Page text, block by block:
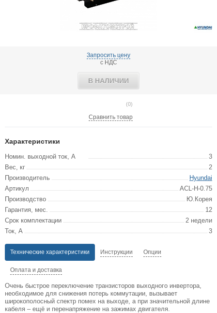
Запросить цену
с НДС
В НАЛИЧИИ
(0)
Сравнить товар
Характеристики
Номин. выходной ток, А
3
Вес, кг
2
Производитель
Hyundai
Артикул
ACL-H-0.75
Производство
Ю.Корея
Гарантия, мес.
12
Срок комплектации
2 недели
Ток, А
3
Технические характеристики Инструкции Опции
Оплата и доставка
Очень быстрое переключение транзисторов выходного инвертора,
необходимое для снижения потерь коммутации, вызывает
широкополосный спектр помех на выходе, а при значительной длине
кабеля – ещё и перенапряжение на зажимах двигателя.